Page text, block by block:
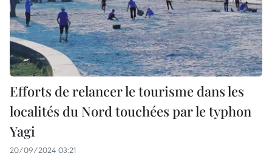
Efforts de relancer le tourisme dans les
localités du Nord touchées par le typhon
Yagi
20/09/2024 03:21